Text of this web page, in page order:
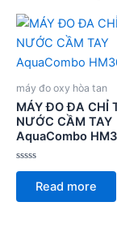
máy đo oxy hòa tan
MÁY ĐO ĐA CHỈ
NƯỚC CẦM TAY
AquaCombo
Rated
of
Read more